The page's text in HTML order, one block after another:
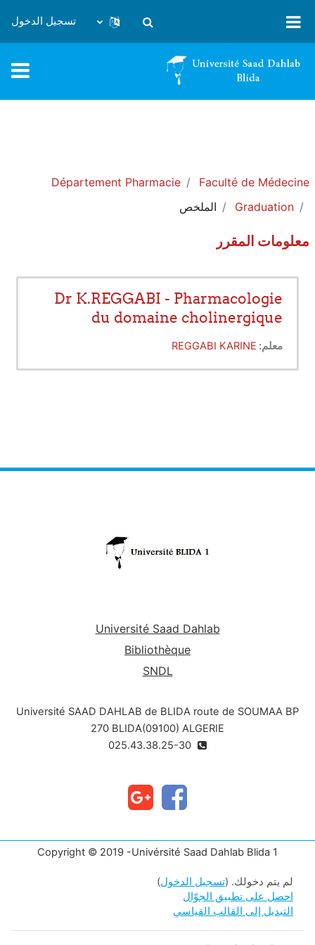
تبديل إدخال البحث
تسجيل الدخول
Faculté de Médecine
Département Pharmacie
Graduation
الملخص
معلومات المقرر
Dr K.REGGABI - Pharmacologie
du domaine cholinergique
معلم: REGGABI KARINE
Université Saad Dahlab
Bibliothèque
SNDL
Université SAAD DAHLAB de BLIDA route de SOUMAA BP
270 BLIDA(09100) ALGERIE
Copyright © 2019 -Univérsité Saad Dahlab Blida 1
لم يتم دخولك. (تسجيل الدخول)
احصل على تطبيق الجوّال
التبديل إلى القالب القياسي